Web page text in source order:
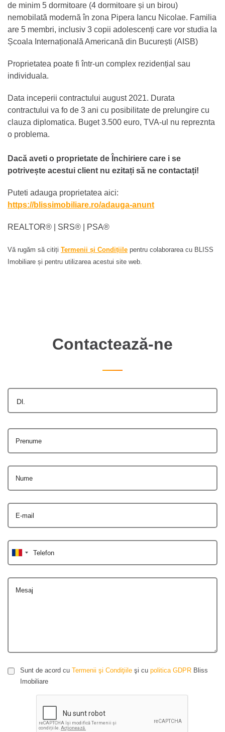
de minim 5 dormitoare (4 dormitoare și un birou)
nemobilată modernă în zona Pipera Iancu Nicolae. Familia
are 5 membri, inclusiv 3 copii adolescenți care vor studia la
Școala Internațională Americană din București (AISB)
Proprietatea poate fi într-un complex rezidențial sau
individuala.
Data inceperii contractului august 2021. Durata
contractului va fo de 3 ani cu posibilitate de prelungire cu
clauza diplomatica. Buget 3.500 euro, TVA-ul nu repreznta
o problema.
Dacă aveti o proprietate de Închiriere care i se
potrivește acestui client nu ezitați să ne contactați!
Puteti adauga proprietatea aici:
https://blissimobiliare.ro/adauga-anunt
REALTOR®️ | SRS®️ | PSA®️
Vă rugăm să citiți Termenii și Condițiile pentru colaborarea cu BLISS
Imobiliare și pentru utilizarea acestui site web.
Contactează-ne
Dl.
Prenume
Nume
E-mail
Telefon
Mesaj
Sunt de acord cu Termenii şi Condiţiile şi cu politica GDPR Bliss
Imobiliare